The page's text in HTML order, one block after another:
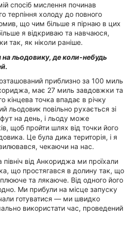
спосіб мислення починав
терпіння холоду до повного
що чим більше я пірнаю в цих
я відкриваю та навчаюся,
так, як ніколи раніше.
льодовику, де коли-небудь
приблизно за 100 миль
має 27 миль завдовжки та
кінцева точка впадає в річку
льодовик повільно рухається зі
на день, і льоду може
щоб пройти шлях від точки його
Це була дика територія, і я
чекаючи на нас.
північ від Анкориджа ми проїхали
що простягався в долину так, що
та лякаюче. Від одного його
Ми прибули на місце запуску
готуватися — ми швидко
використати час, проведений